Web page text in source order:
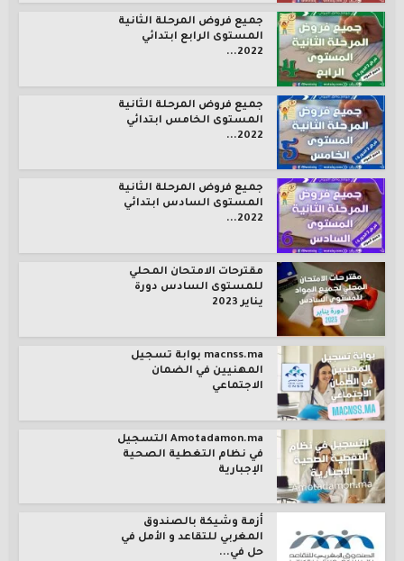
جميع فروض المرحلة الثانية
المستوى الرابع ابتدائي
2022...
جميع فروض المرحلة الثانية
المستوى الخامس ابتدائي
2022...
جميع فروض المرحلة الثانية
المستوى السادس ابتدائي
2022...
مقترحات الامتحان المحلي
للمستوى السادس دورة
يناير 2023
macnss.ma بوابة تسجيل
المهنيين في الضمان
الاجتماعي
Amotadamon.ma التسجيل
في نظام التغطية الصحية
الإجبارية
أزمة وشيكة بالصندوق
المغربي للتقاعد و الأمل في
حل في...